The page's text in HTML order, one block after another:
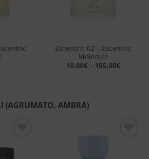
Escentric 02 – Escentric
Molecule
10,00€ – 155,00€
(AGRUMATO, AMBRA)
Aggiungi